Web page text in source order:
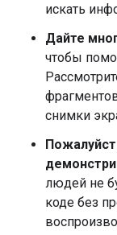
искать
Дайте
чтобы
снимки
людей не
коде без